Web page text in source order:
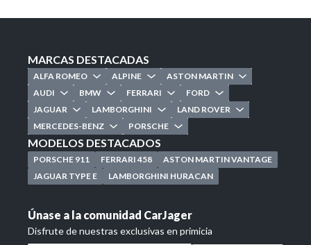
MARCAS DESTACADAS
ALFA ROMEO ALPINE
ASTON MARTIN
AUDI
BMW FERRARI
FORD
JAGUAR
LAMBORGHINI
LAND ROVER
MERCEDES-BENZ
PORSCHE
MODELOS DESTACADOS
PORSCHE 911 FERRARI 458
ASTON MARTIN VANTAGE
JAGUAR TYPE E
LAMBORGHINI HURACAN
Únase a la comunidad CarJager
Disfrute de nuestras exclusivas en primicia